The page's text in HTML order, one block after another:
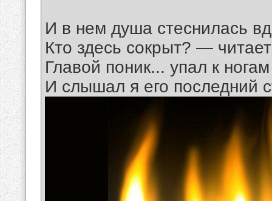
И в нем душа стеснилась
Кто здесь сокрыт? —
Главой поник... упал к
И слышал я его последний